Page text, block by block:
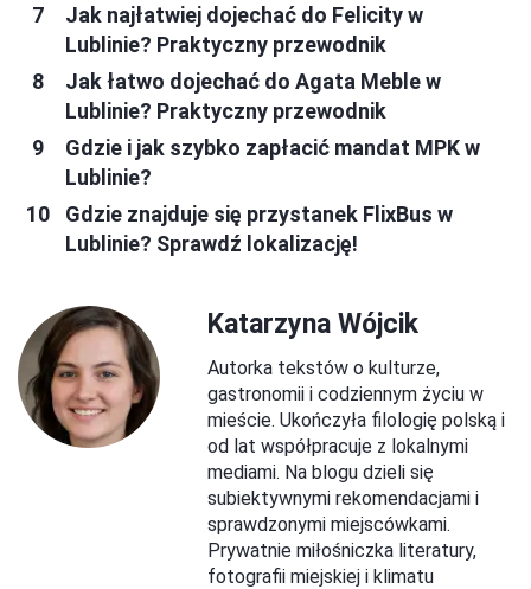
Jak najłatwiej dojechać do Felicity w
Lublinie? Praktyczny przewodnik
Jak łatwo dojechać do Agata Meble w
Lublinie? Praktyczny przewodnik
Gdzie i jak szybko zapłacić mandat MPK w
Lublinie?
Gdzie znajduje się przystanek FlixBus w
Lublinie? Sprawdź lokalizację!
Katarzyna Wójcik
Autorka tekstów o kulturze,
gastronomii i codziennym życiu w
mieście. Ukończyła filologię polską i
od lat współpracuje z lokalnymi
mediami. Na blogu dzieli się
subiektywnymi rekomendacjami i
sprawdzonymi miejscówkami.
Prywatnie miłośniczka literatury,
fotografii miejskiej i klimatu